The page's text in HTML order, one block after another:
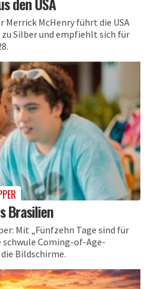
Merrick McHenry führt die USA
Silber und empfiehlt sich für
Brasilien
Mit „Fünfzehn Tage sind für
Coming-of-Age-
Bildschirme.